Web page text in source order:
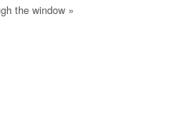
the window »